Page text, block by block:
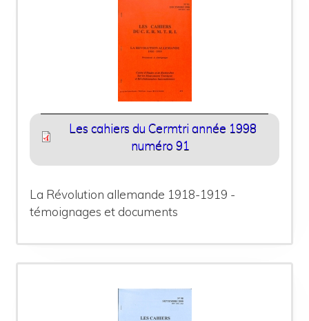
Les cahiers du Cermtri année 1998
numéro 91
La Révolution allemande 1918-1919 -
témoignages et documents